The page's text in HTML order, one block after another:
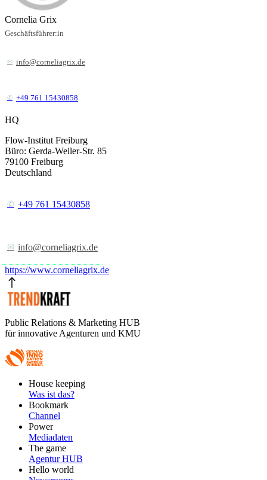
Cornelia Grix
Geschäftsführer:in
info@corneliagrix.de
+49 761 15430858
HQ
Flow-Institut Freiburg
Büro: Gerda-Weiler-Str. 85
79100 Freiburg
Deutschland
+49 761 15430858
info@corneliagrix.de
https://www.corneliagrix.de
Public Relations & Marketing HUB
für innovative Agenturen und KMU
FooterHouse keeping
Was ist das?
Bookmark
Channel
Power
Mediadaten
The game
Agentur HUB
Hello world